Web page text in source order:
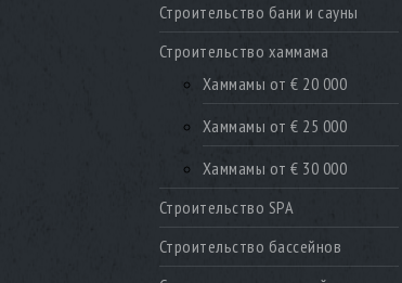
Строительство бани и сауны
Строительство хаммама
Хаммамы от € 20 000
Хаммамы от € 25 000
Хаммамы от € 30 000
Строительство SPA
Строительство бассейнов